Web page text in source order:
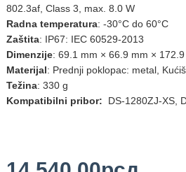
802.3af, Class 3, max. 8.0 W
Radna temperatura: -30°C do 60°C
Zaštita: IP67: IEC 60529-2013
Dimenzije: 69.1 mm × 66.9 mm ×
Materijal: Prednji poklopac: metal,
Težina: 330 g
Kompatibilni pribor: DS-1280ZJ-XS,